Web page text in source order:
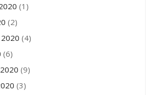
(1)
(2)
(4)
(6)
(9)
(3)